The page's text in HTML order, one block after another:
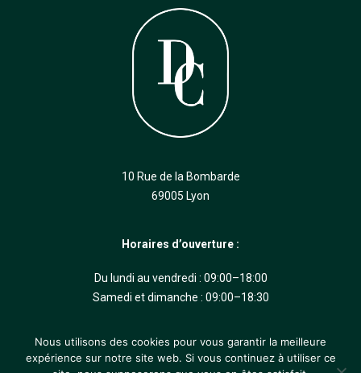
10 Rue de la Bombarde
69005 Lyon
Horaires d’ouverture :
Du lundi au vendredi : 09:00–18:00
Samedi et dimanche : 09:00–18:30
Nous utilisons des cookies pour vous garantir la meilleure
expérience sur notre site web. Si vous continuez à utiliser ce